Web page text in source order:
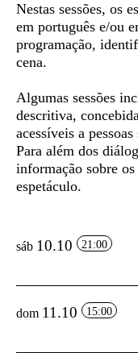
Nestas sessões, os
em português e/ou
programação,
cena.
Algumas sessões
descritiva,
acessíveis a
Para além dos
informação sobre
espetáculo.
sáb 10.10 21:00
dom 11.10 15:00